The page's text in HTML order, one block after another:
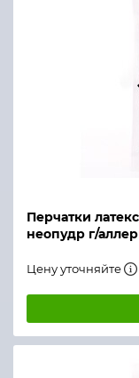
Перчатки
неопудр г/
Цену уточняйте